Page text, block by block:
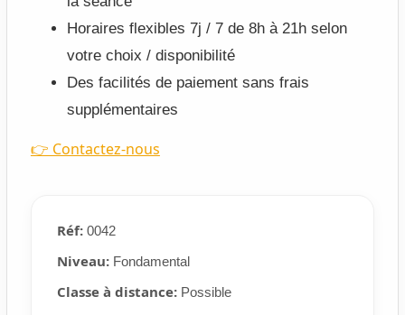
Horaires flexibles 7j / 7 de 8h à 21h selon
votre choix / disponibilité
Des facilités de paiement sans frais
supplémentaires
👉 Contactez-nous
Réf:0042
Niveau:Fondamental
Classe à distance:Possible